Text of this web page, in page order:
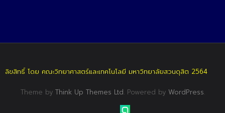
ลิขสิทธิ์ โดย คณะวิทยาศาสตร์และเทคโนโลยี มหาวิทยาลัยสวนดุสิต 2564
Theme by Think Up Themes Ltd. Powered by WordPress.